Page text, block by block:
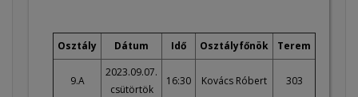
Osztály Dátum Idő Osztályfőnök Terem
9.A
2023.09.07.
csütörtök
16:30 Kovács Róbert 303